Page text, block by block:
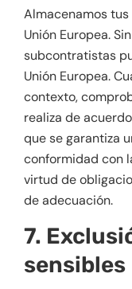
Almacenamos
Unión Europea.
subcontratistas
Unión Europea.
contexto,
realiza de
que se garantiza
conformidad con
virtud de
de adecuación.
7.
sensibles